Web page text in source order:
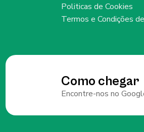
Politicas de Cookies
Termos e Condições
Como chegar
Encontre-nos no